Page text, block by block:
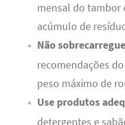
mensal do tambor
acúmulo de
Não
recomendações
peso máximo de
Use produtos
detergentes e